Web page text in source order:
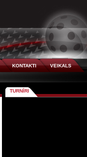
KONTAKTI
VEIKALS
TURNĪRI